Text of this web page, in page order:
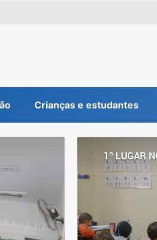
Crianças e estudantes
1º LUGAR